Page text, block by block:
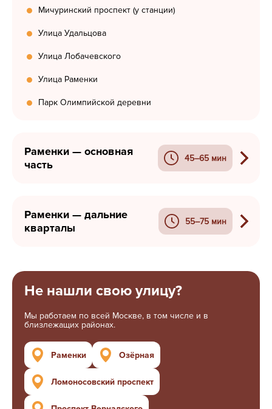
Мичуринский проспект (у станции)
Улица Удальцова
Улица Лобачевского
Улица Раменки
Парк Олимпийской деревни
Раменки — основная
часть
45–65 мин
Раменки — дальние
кварталы
55–75 мин
Не нашли свою улицу?
Мы работаем по всей Москве, в том числе и в
близлежащих районах.
Раменки Озёрная
Ломоносовский проспект